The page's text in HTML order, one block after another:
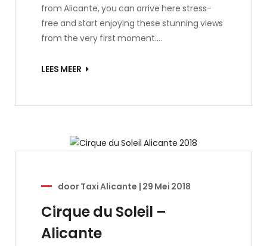
from Alicante, you can arrive here stress-
free and start enjoying these stunning views
from the very first moment.…
LEES MEER
doorTaxi Alicante | 29 Mei 2018
Cirque du Soleil –
Alicante